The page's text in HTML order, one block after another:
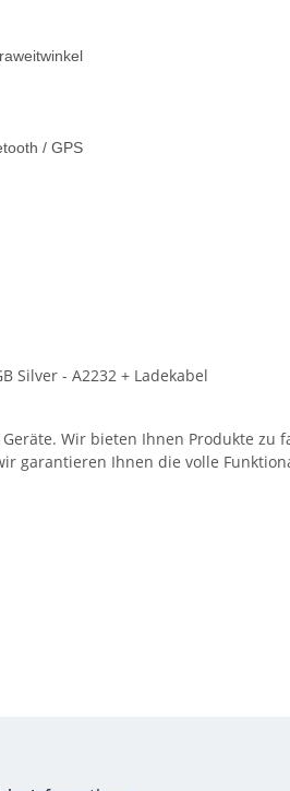
/ GPS
Silver - A2232 + Ladekabel
Wir bieten Ihnen Produkte
garantieren Ihnen die volle